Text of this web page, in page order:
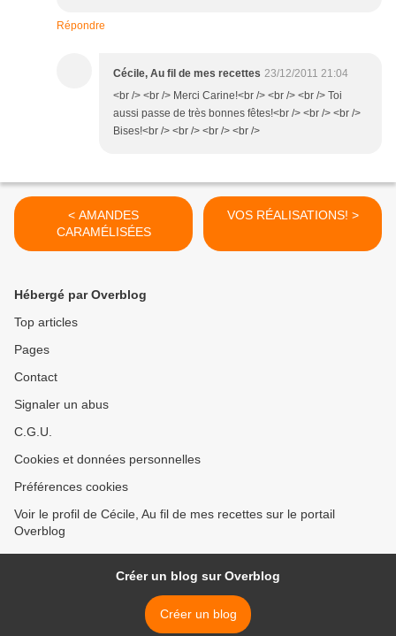
Répondre
Cécile, Au fil de mes recettes 23/12/2011 21:04
<br /> <br /> Merci Carine!<br /> <br /> <br /> Toi
aussi passe de très bonnes fêtes!<br /> <br /> <br />
Bises!<br /> <br /> <br /> <br />
< AMANDES
CARAMÉLISÉES
VOS RÉALISATIONS! >
Hébergé par Overblog
Top articles
Pages
Contact
Signaler un abus
C.G.U.
Cookies et données personnelles
Préférences cookies
Voir le profil de Cécile, Au fil de mes recettes sur le portail
Overblog
Créer un blog sur Overblog
Créer un blog